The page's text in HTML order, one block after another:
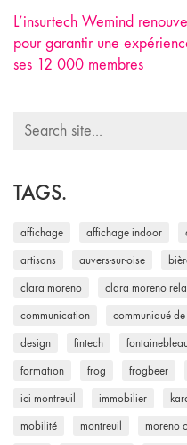
L’insurtech Wemind
pour garantir une
ses 12 000 membres
Search
TAGS.
affichage affichage indoor
artisans auvers-sur-oise
clara moreno clara moreno
communication communiqué
design fintech
formation frog frogbeer
ici montreuil immobilier
mobilité montreuil moreno